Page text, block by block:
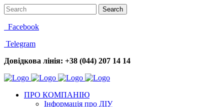
Facebook
Telegram
Довідкова лінія: +38 (044) 207 14 14
ПРО КОМПАНІЮ
Інформація про ДІУ